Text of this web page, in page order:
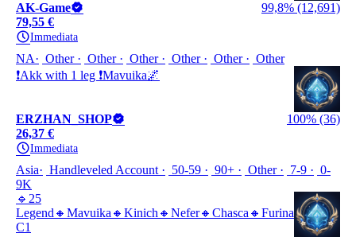
AK-Game
99,8% (12,691)
79,55 €
Immediata
NA Other Other Other Other Other
Other
❗Akk with 1 leg ❗Mavuika🌌
ERZHAN_SHOP
100% (36)
26,37 €
Immediata
Asia Handleveled Account 50-59 90+ Other 7-9
0-
9K
🔹25
Legend🔸Mavuika🔸Kinich🔸Nefer🔸Chasca🔸Furina
C1